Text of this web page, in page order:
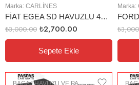
Marka: CARLINES
FİAT EGEA SD HAVUZLU 4D PASPAS TABAN
₺3,000.00 ₺2,700.00
Sepete Ekle
Marka:
₺
BAGAJ HAVUZU VE PASPAS